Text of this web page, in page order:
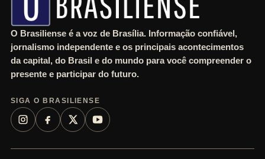
O Brasiliense é a voz de Brasília. Informação confiável,
jornalismo independente e os principais acontecimentos
da capital, do Brasil e do mundo para você compreender o
presente e participar do futuro.
SIGA O BRASILIENSE